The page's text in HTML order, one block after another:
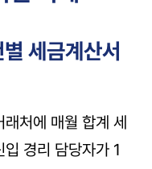
세금계산서
처에 매월 합계 세
경리 담당자가 1